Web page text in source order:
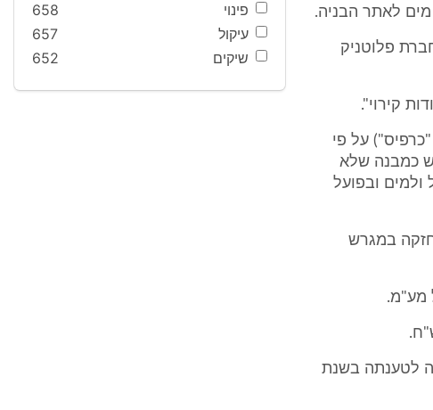
פלוטניק
על פי
המגרש כמבנה שלא
ובפועל
במגרש
בסך 471,410 ש"ח שנבע לה לטענתה בשנת
פינוי
658
עיקול
657
שיקים
652